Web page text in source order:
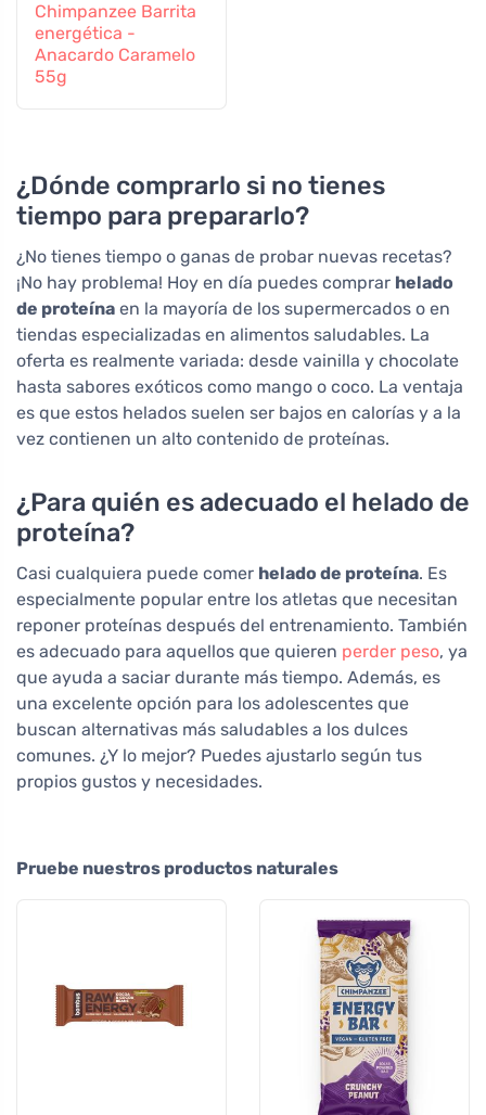
Chimpanzee Barrita
energética -
Anacardo Caramelo
55g
¿Dónde comprarlo si no tienes
tiempo para prepararlo?
¿No tienes tiempo o ganas de probar nuevas recetas?
¡No hay problema! Hoy en día puedes comprar helado
de proteína en la mayoría de los supermercados o en
tiendas especializadas en alimentos saludables. La
oferta es realmente variada: desde vainilla y chocolate
hasta sabores exóticos como mango o coco. La ventaja
es que estos helados suelen ser bajos en calorías y a la
vez contienen un alto contenido de proteínas.
¿Para quién es adecuado el helado de
proteína?
Casi cualquiera puede comer helado de proteína. Es
especialmente popular entre los atletas que necesitan
reponer proteínas después del entrenamiento. También
es adecuado para aquellos que quieren perder peso, ya
que ayuda a saciar durante más tiempo. Además, es
una excelente opción para los adolescentes que
buscan alternativas más saludables a los dulces
comunes. ¿Y lo mejor? Puedes ajustarlo según tus
propios gustos y necesidades.
Pruebe nuestros productos naturales